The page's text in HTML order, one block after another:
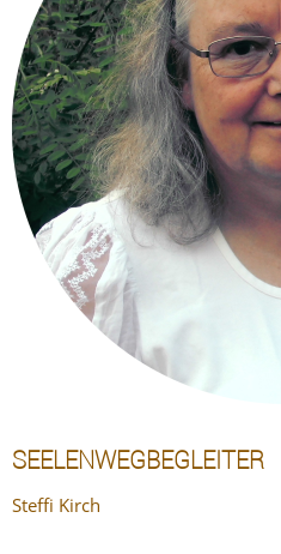
SEELENWEGBEGLEITER
Steffi Kirch